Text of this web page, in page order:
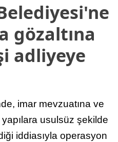
gözaltına
adliyeye
imar mevzuatına ve
usulsüz şekilde
iddiasıyla operasyon